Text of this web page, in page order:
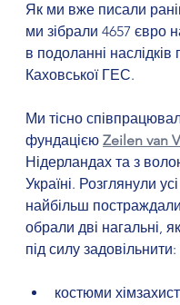
Як ми вже писали
ми зібрали 4657 євро
в подоланні наслідків
Каховської ГЕС.
Ми тісно
фундацією Zeilen van
Нідерландах та з
Україні. Розглянули
найбільш
обрали дві нагальні,
під силу задовільнити:
костюми